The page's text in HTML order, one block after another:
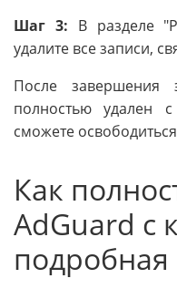
Шаг 3: В разделе
удалите все записи,
После завершения
полностью удален
сможете
Как
AdGuard с
подробная